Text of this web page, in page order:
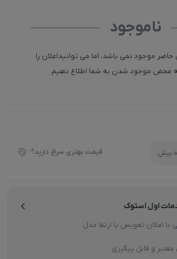
ناموجود
موجود نمی باشد، اما می توانیداعلان را
به محض موجود شدن به شما اطلاع دهیم
قیمت بهتری سراغ دارید؟
اول استوک